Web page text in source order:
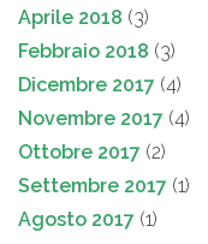
Aprile 2018 (3)
Febbraio 2018 (3)
Dicembre 2017 (4)
Novembre 2017 (4)
Ottobre 2017 (2)
Settembre 2017 (1)
Agosto 2017 (1)